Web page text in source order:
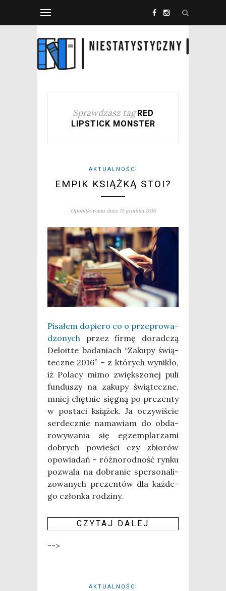
Sprawdzasz tag RED
LIPSTICK MONSTER
AKTUALNOŚCI
EMPIK KSIĄŻKĄ STOI?
Opublikowano dnia: 15 grudnia 2016
Pisa­łem dopie­ro co o prze­pro­wa­
dzo­nych przez fir­mę dorad­czą
Delo­it­te bada­niach “Zaku­py świą­
tecz­ne 2016” – z któ­rych wyni­kło,
iż Pola­cy mimo zwięk­szo­nej puli
fun­du­szy na zaku­py świą­tecz­ne,
mniej chęt­nie się­gną po pre­zen­ty
w posta­ci ksią­żek. Ja oczy­wi­ście
ser­decz­nie nama­wiam do obda­
ro­wy­wa­nia się egzem­pla­rza­mi
dobrych powie­ści czy zbio­rów
opo­wia­dań – róż­no­rod­ność ryn­ku
pozwa­la na dobra­nie sper­so­na­li­
zo­wa­nych pre­zen­tów dla każ­de­
go człon­ka rodzi­ny.
CZY­TAJ DALEJ
-->
AKTUALNOŚCI